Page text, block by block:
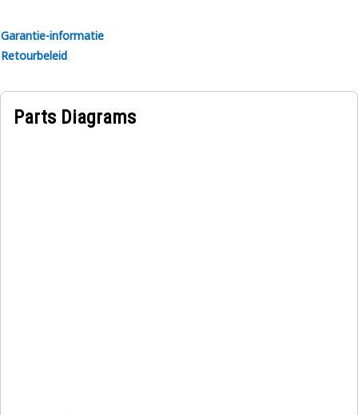
Garantie-informatie
Retourbeleid
Parts Diagrams